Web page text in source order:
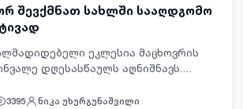
შევქმნათ სახლში სააღდგომო
ეკლესია მაცხოვრის
დღესასწაულს აღნიშნავს.
ყველა კუთხეში
3395 ნიკა უხურგუნაშვილი